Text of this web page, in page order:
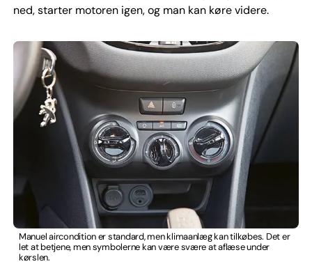
ned, starter motoren igen, og man kan køre videre.
Manuel aircondition er standard, men klimaanlæg kan tilkøbes. Det er
let at betjene, men symbolerne kan være svære at aflæse under
kørslen.